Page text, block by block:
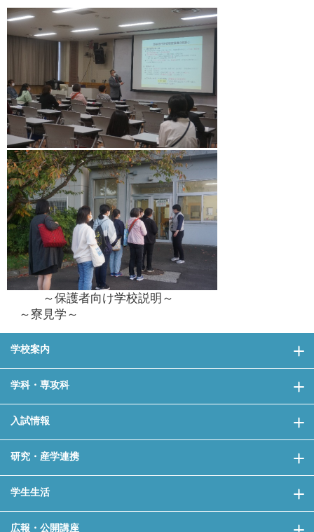
～保護者向け学校説明～
～寮見学～
学校案内
学科・専攻科
入試情報
研究・産学連携
学生生活
広報・公開講座